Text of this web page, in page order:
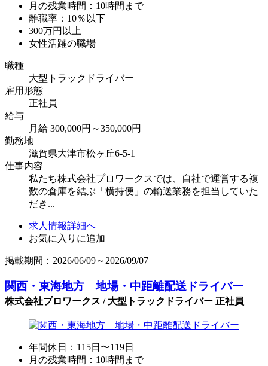
月の残業時間：10時間まで
離職率：10％以下
300万円以上
女性活躍の職場
職種
大型トラックドライバー
雇用形態
正社員
給与
月給 300,000円～350,000円
勤務地
滋賀県大津市松ヶ丘6-5-1
仕事内容
私たち株式会社プロワークスでは、自社で運営する複
数の倉庫を結ぶ「横持便」の輸送業務を担当していた
だき...
求人情報詳細へ
お気に入りに追加
掲載期間：2026/06/09～2026/09/07
関西・東海地方 地場・中距離配送ドライバー
株式会社プロワークス / 大型トラックドライバー 正社員
年間休日：115日〜119日
月の残業時間：10時間まで